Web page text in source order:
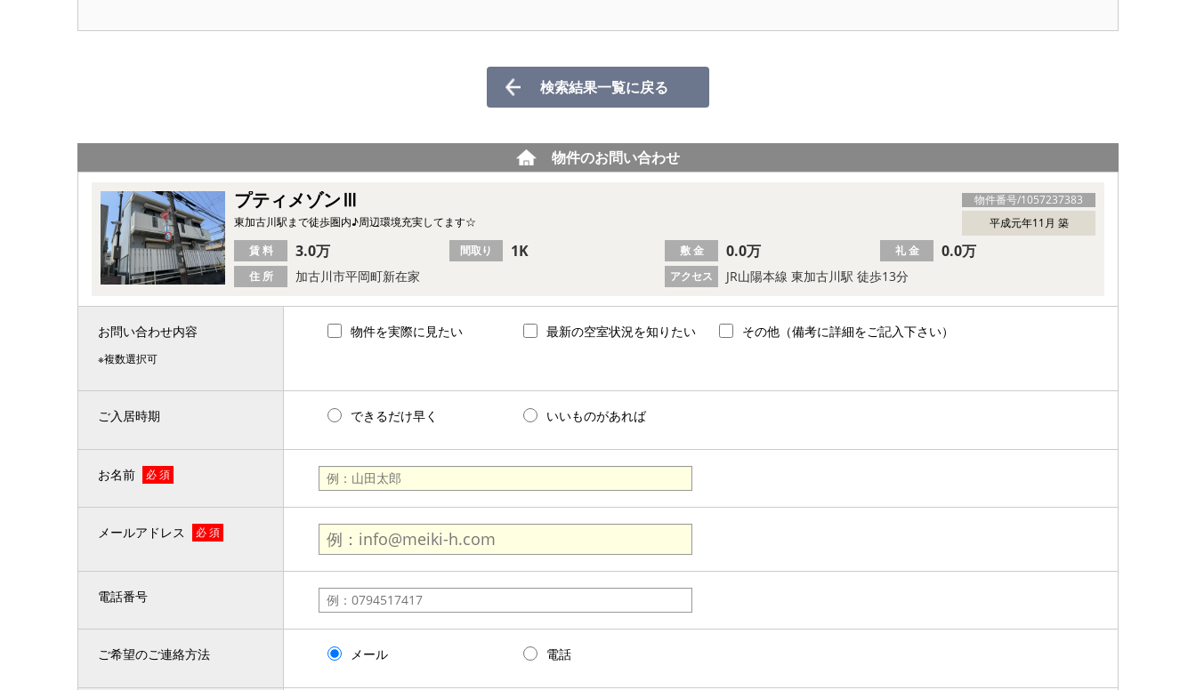
検索結果一覧に戻る
物件のお問い合わせ
物件番号/1057237383
プティメゾンⅢ
平成元年11月 築
東加古川駅まで徒歩圏内♪周辺環境充実してます☆
住 所 加古川市平岡町新在家 アクセス JR山陽本線 東加古川駅 徒歩13分
賃 料 3.0万 間取り 1K 敷 金 0.0万 礼 金 0.0万
お問い合わせ内容
※複数選択可
物件を実際に見たい 最新の空室状況を知りたい その他（備考に詳細をご記入下さい）
ご入居時期 できるだけ早く いいものがあれば
お名前 必 須
メールアドレス 必 須
電話番号
ご希望のご連絡方法 メール 電話